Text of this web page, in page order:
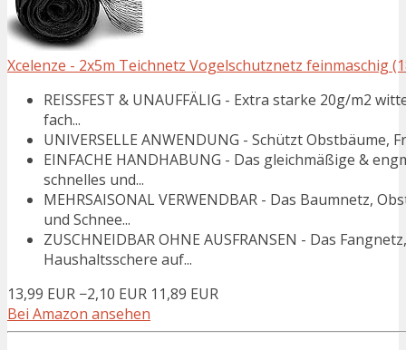
Xcelenze - 2x5m Teichnetz Vogelschutznetz feinmaschig
REISSFEST & UNAUFFÄLIG - Extra starke 20g/m2
fach...
UNIVERSELLE ANWENDUNG - Schützt
EINFACHE HANDHABUNG - Das gleichmäßige &
schnelles und...
MEHRSAISONAL VERWENDBAR - Das Baumnetz,
und Schnee...
ZUSCHNEIDBAR OHNE AUSFRANSEN - Das
Haushaltsschere auf...
13,99 EUR −2,10 EUR 11,89 EUR
Bei Amazon ansehen